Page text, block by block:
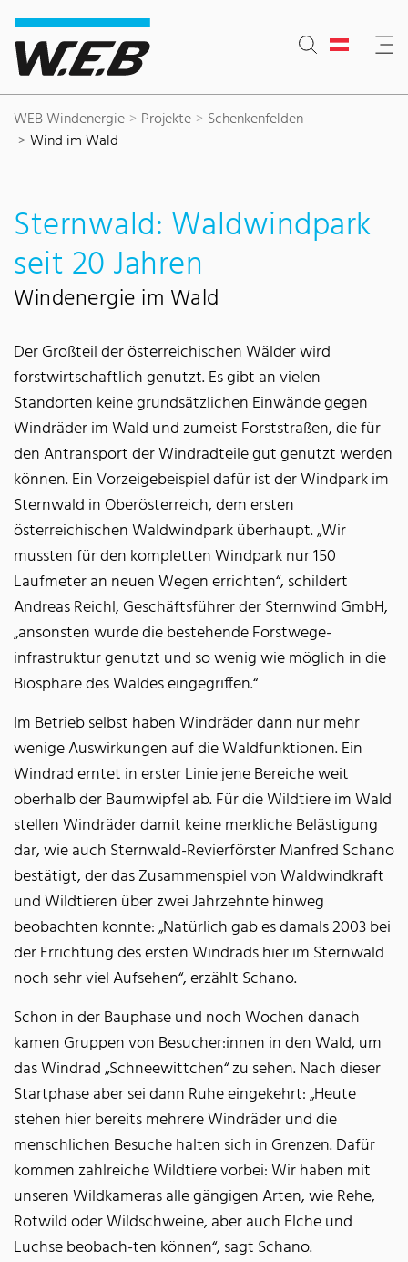
Inhaltsbereich
Suche
Hauptnavigation
Kontakt
Footer
WEB Windenergie Projekte
Schenkenfelden
Wind im Wald
Sternwald: Waldwindpark
seit 20 Jahren
Windenergie im Wald
Der Großteil der österreichischen Wälder wird
forstwirtschaftlich genutzt. Es gibt an vielen
Standorten keine grundsätzlichen Einwände gegen
Windräder im Wald und zumeist Forststraßen, die für
den Antransport der Windradteile gut genutzt werden
können. Ein Vorzeigebeispiel dafür ist der Windpark im
Sternwald in Oberösterreich, dem ersten
österreichischen Waldwindpark überhaupt. „Wir
mussten für den kompletten Windpark nur 150
Laufmeter an neuen Wegen errichten“, schildert
Andreas Reichl, Geschäftsführer der Sternwind GmbH,
„ansonsten wurde die bestehende Forstwege-
infrastruktur genutzt und so wenig wie möglich in die
Biosphäre des Waldes eingegriffen.“
Im Betrieb selbst haben Windräder dann nur mehr
wenige Auswirkungen auf die Waldfunktionen. Ein
Windrad erntet in erster Linie jene Bereiche weit
oberhalb der Baumwipfel ab. Für die Wildtiere im Wald
stellen Windräder damit keine merkliche Belästigung
dar, wie auch Sternwald-Revierförster Manfred Schano
bestätigt, der das Zusammenspiel von Waldwindkraft
und Wildtieren über zwei Jahrzehnte hinweg
beobachten konnte: „Natürlich gab es damals 2003 bei
der Errichtung des ersten Windrads hier im Sternwald
noch sehr viel Aufsehen“, erzählt Schano.
Schon in der Bauphase und noch Wochen danach
kamen Gruppen von Besucher:innen in den Wald, um
das Windrad „Schneewittchen“ zu sehen. Nach dieser
Startphase aber sei dann Ruhe eingekehrt: „Heute
stehen hier bereits mehrere Windräder und die
menschlichen Besuche halten sich in Grenzen. Dafür
kommen zahlreiche Wildtiere vorbei: Wir haben mit
unseren Wildkameras alle gängigen Arten, wie Rehe,
Rotwild oder Wildschweine, aber auch Elche und
Luchse beobach-ten können“, sagt Schano.